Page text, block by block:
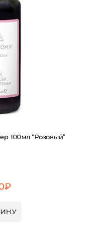
100мл “Розовый”
₽